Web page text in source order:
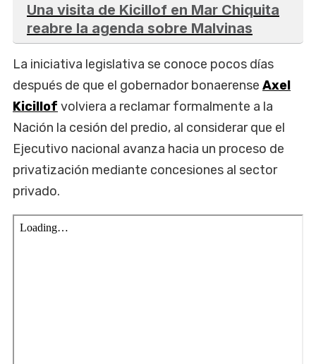
Una visita de Kicillof en Mar Chiquita
reabre la agenda sobre Malvinas
La iniciativa legislativa se conoce pocos días
después de que el gobernador bonaerense Axel
Kicillof volviera a reclamar formalmente a la
Nación la cesión del predio, al considerar que el
Ejecutivo nacional avanza hacia un proceso de
privatización mediante concesiones al sector
privado.